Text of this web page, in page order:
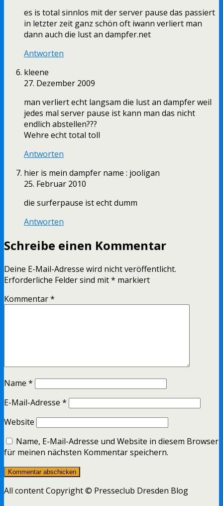
es is total sinnlos mit der server pause das passiert
in letzter zeit ganz schön oft iwann verliert man
dann auch die lust an dampfer.net
Antworten
kleene
27. Dezember 2009
man verliert echt langsam die lust an dampfer weil
jedes mal server pause ist kann man das nicht
endlich abstellen???
Wehre echt total toll
Antworten
hier is mein dampfer name : jooligan
25. Februar 2010
die surferpause ist echt dumm
Antworten
Schreibe einen Kommentar
Deine E-Mail-Adresse wird nicht veröffentlicht.
Erforderliche Felder sind mit* markiert
Kommentar*
Name *
E-Mail-Adresse *
Website
Name, E-Mail-Adresse und Website in diesem Browser
für meinen nächsten Kommentar speichern.
All content Copyright © Presseclub Dresden Blog